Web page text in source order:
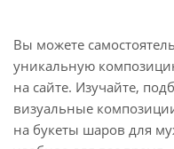
Вы можете
уникальную
на сайте. Изучайте,
визуальные
на букеты шаров для